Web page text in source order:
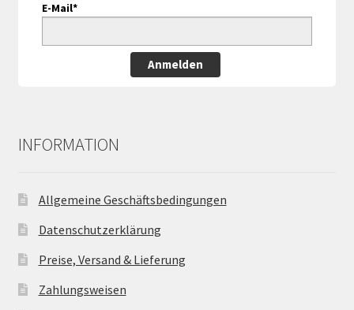
E-Mail*
Anmelden
INFORMATION
Allgemeine Geschäftsbedingungen
Datenschutzerklärung
Preise, Versand & Lieferung
Zahlungsweisen